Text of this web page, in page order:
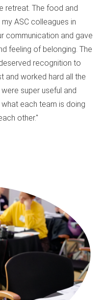
retreat. The food and
ASC colleagues in
communication and gave
feeling of belonging. The
recognition to
and worked hard all the
super useful and
each team is doing
other."